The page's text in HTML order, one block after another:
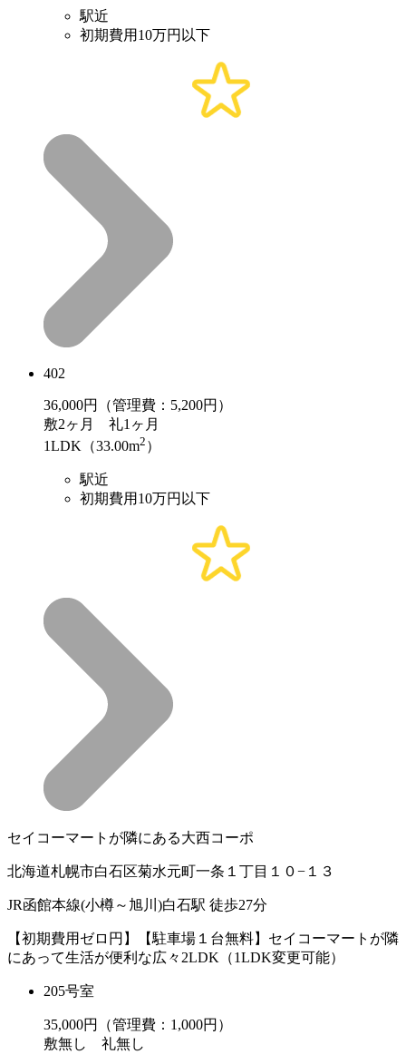
駅近
初期費用10万円以下
402
36,000円（管理費：5,200円）
敷2ヶ月 礼1ヶ月
1LDK（33.00m2 ）
駅近
初期費用10万円以下
セイコーマートが隣にある大西コーポ
北海道札幌市白石区菊水元町一条１丁目１０−１３
JR函館本線(小樽～旭川)白石駅 徒歩27分
【初期費用ゼロ円】【駐車場１台無料】セイコーマートが隣
にあって生活が便利な広々2LDK（1LDK変更可能）
205号室
35,000円（管理費：1,000円）
敷無し 礼無し